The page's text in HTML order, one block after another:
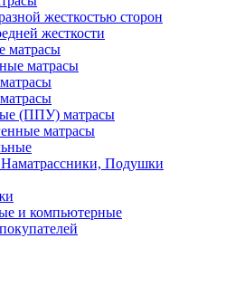
жесткостью сторон
жесткости
матрасы
матрасы
(ППУ) матрасы
матрасы
Подушки
и компьютерные